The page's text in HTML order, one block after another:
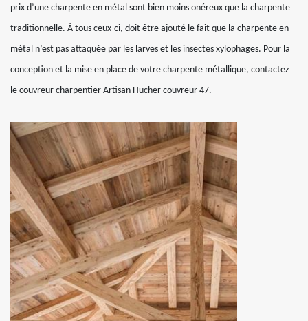
prix d’une charpente en métal sont bien moins onéreux que la charpente
traditionnelle. À tous ceux-ci, doit être ajouté le fait que la charpente en
métal n’est pas attaquée par les larves et les insectes xylophages. Pour la
conception et la mise en place de votre charpente métallique, contactez
le couvreur charpentier Artisan Hucher couvreur 47.